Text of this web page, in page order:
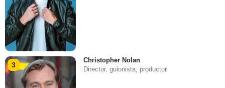
3
Christopher Nolan
Director, guionista, productor